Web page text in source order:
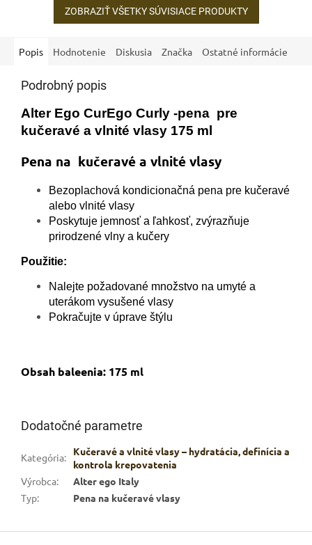
ZOBRAZIŤ VŠETKY SÚVISIACE PRODUKTY
Popis Hodnotenie Diskusia Značka Ostatné informácie
Podrobný popis
Alter Ego CurEgo Curly -pena pre
kučeravé a vlnité vlasy 175 ml
Pena na kučeravé a vlnité vlasy
Bezoplachová kondicionačná pena pre kučeravé
alebo vlnité vlasy
Poskytuje jemnosť a ľahkosť, zvýrazňuje
prirodzené vlny a kučery
Použitie:
Nalejte požadované množstvo na umyté a
uterákom vysušené vlasy
Pokračujte v úprave štýlu
Obsah baleenia: 175 ml
Dodatočné parametre
Kategória:
Kučeravé a vlnité vlasy – hydratácia, definícia a
kontrola krepovatenia
Výrobca:
Alter ego Italy
Typ: Pena na kučeravé vlasy